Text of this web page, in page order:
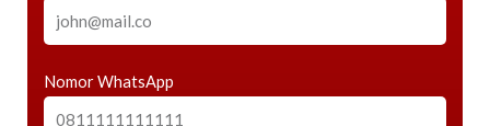
Nomor WhatsApp